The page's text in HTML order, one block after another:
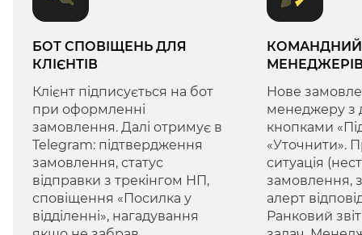
БОТ СПОВІЩЕНЬ ДЛЯ
КЛІЄНТІВ
Клієнт підписується на бот
при оформленні
замовлення. Далі отримує в
Telegram: підтвердження
замовлення, статус
відправки з трекінгом НП,
сповіщення «Посилка у
відділенні», нагадування
КОМАНДНИЙ
Нове
менеджеру з
кнопками
«Уточнити».
ситуація
замовлення,
алерт
Ранковий